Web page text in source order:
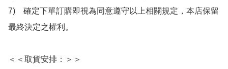
7)　確定下單訂購即視為同意遵守以上相關規定，本店保留
最終決定之權利。
＜＜取貨安排：＞＞